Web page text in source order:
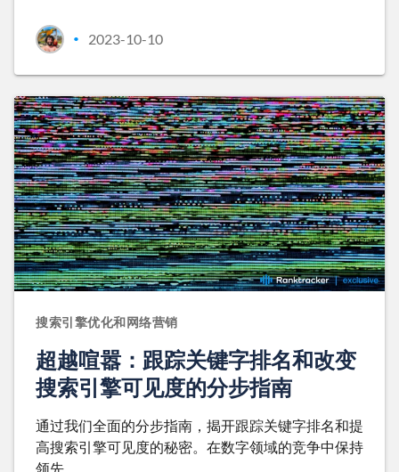
• 2023-10-10
搜索引擎优化和网络营销
超越喧嚣：跟踪关键字排名和改变
搜索引擎可见度的分步指南
通过我们全面的分步指南，揭开跟踪关键字排名和提
高搜索引擎可见度的秘密。在数字领域的竞争中保持
领先。